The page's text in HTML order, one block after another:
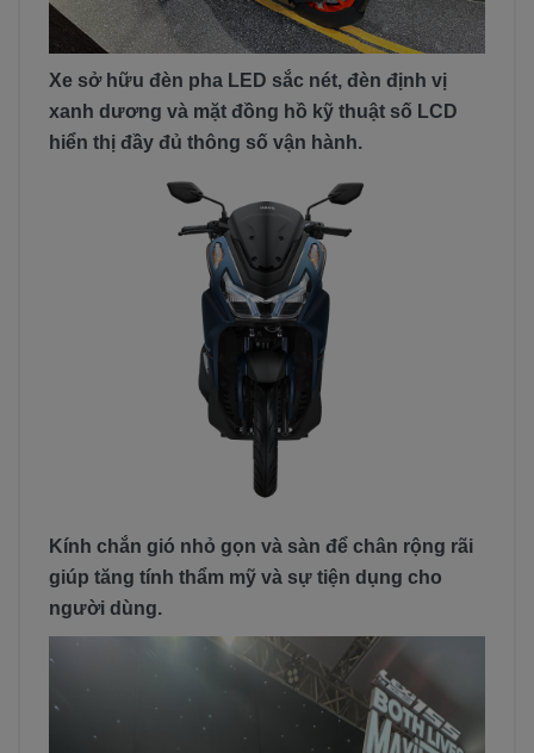
Xe sở hữu đèn pha LED sắc nét, đèn định vị
xanh dương và mặt đồng hồ kỹ thuật số LCD
hiển thị đầy đủ thông số vận hành.
Kính chắn gió nhỏ gọn và sàn để chân rộng rãi
giúp tăng tính thẩm mỹ và sự tiện dụng cho
người dùng.